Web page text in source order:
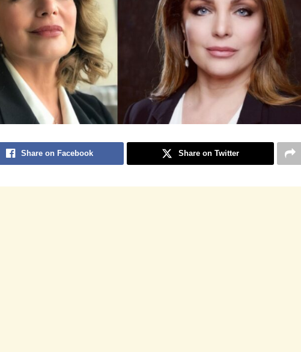
Share on Facebook Share on Twitter